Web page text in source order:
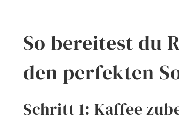
So bereitest du
den perfekten
Schritt 1: Kaffee